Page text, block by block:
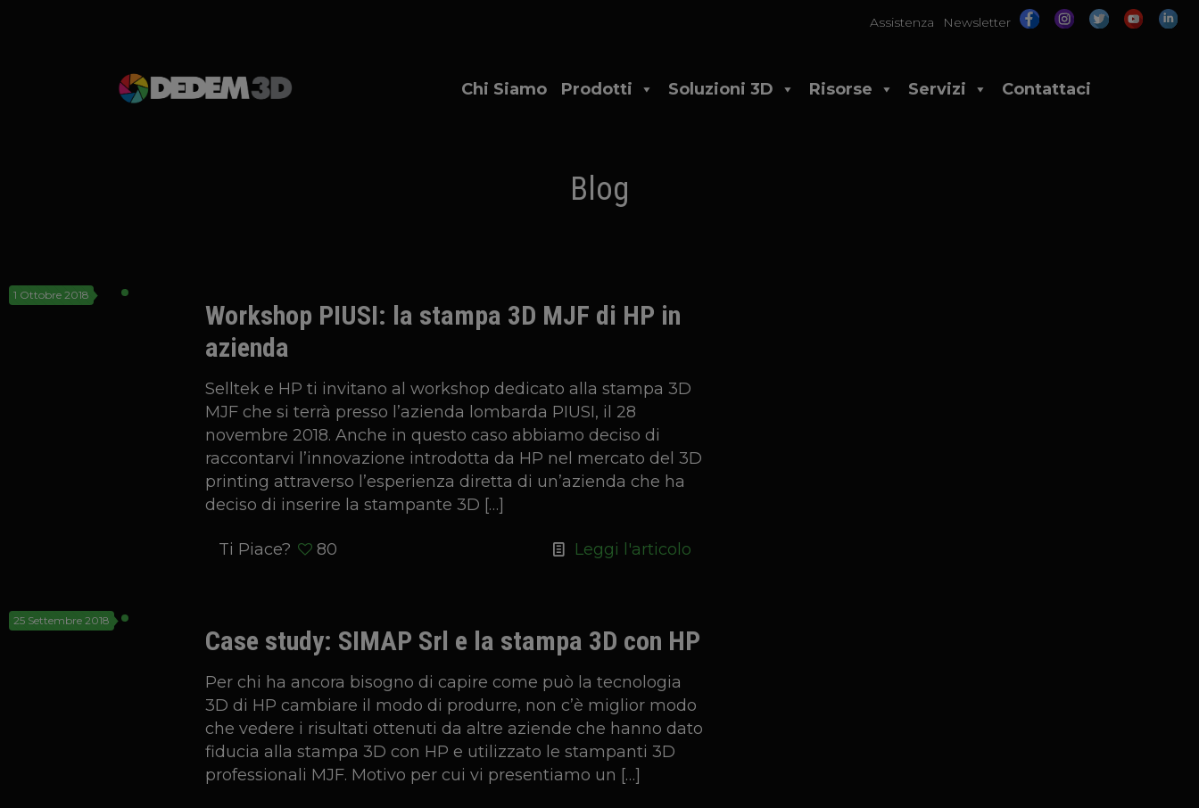
Assistenza Newsletter
Chi Siamo Prodotti Soluzioni 3D Risorse Servizi Contattaci
Blog
1 Ottobre 2018
Workshop PIUSI: la stampa 3D MJF di HP in
azienda
Selltek e HP ti invitano al workshop dedicato alla stampa 3D
MJF che si terrà presso l’azienda lombarda PIUSI, il 28
novembre 2018. Anche in questo caso abbiamo deciso di
raccontarvi l’innovazione introdotta da HP nel mercato del 3D
printing attraverso l’esperienza diretta di un’azienda che ha
deciso di inserire la stampante 3D […]
Ti Piace? 80 Leggi l'articolo
25 Settembre 2018
Case study: SIMAP Srl e la stampa 3D con HP
Per chi ha ancora bisogno di capire come può la tecnologia
3D di HP cambiare il modo di produrre, non c’è miglior modo
che vedere i risultati ottenuti da altre aziende che hanno dato
fiducia alla stampa 3D con HP e utilizzato le stampanti 3D
professionali MJF. Motivo per cui vi presentiamo un […]